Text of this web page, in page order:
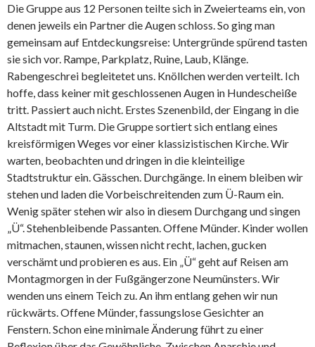
Die Gruppe aus 12 Personen teilte sich in Zweierteams ein, von
denen jeweils ein Partner die Augen schloss. So ging man
gemeinsam auf Entdeckungsreise: Untergründe spürend tasten
sie sich vor. Rampe, Parkplatz, Ruine, Laub, Klänge.
Rabengeschrei begleitetet uns. Knöllchen werden verteilt. Ich
hoffe, dass keiner mit geschlossenen Augen in Hundescheiße
tritt. Passiert auch nicht. Erstes Szenenbild, der Eingang in die
Altstadt mit Turm. Die Gruppe sortiert sich entlang eines
kreisförmigen Weges vor einer klassizistischen Kirche. Wir
warten, beobachten und dringen in die kleinteilige
Stadtstruktur ein. Gässchen. Durchgänge. In einem bleiben wir
stehen und laden die Vorbeischreitenden zum Ü-Raum ein.
Wenig später stehen wir also in diesem Durchgang und singen
„Ü“. Stehenbleibende Passanten. Offene Münder. Kinder wollen
mitmachen, staunen, wissen nicht recht, lachen, gucken
verschämt und probieren es aus. Ein „Ü“ geht auf Reisen am
Montagmorgen in der Fußgängerzone Neumünsters. Wir
wenden uns einem Teich zu. An ihm entlang gehen wir nun
rückwärts. Offene Münder, fassungslose Gesichter an
Fenstern. Schon eine minimale Änderung führt zu einer